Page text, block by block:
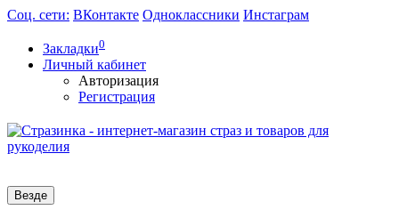
Соц. сети: ВКонтакте Одноклассники Инстаграм
Закладки0
Личный кабинет
Авторизация
Регистрация
Везде